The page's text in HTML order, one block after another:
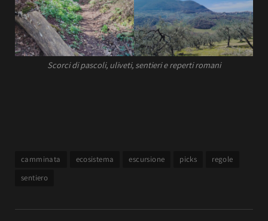
Scorci di pascoli, uliveti, sentieri e reperti romani
camminata ecosistema escursione picks
regole
sentiero